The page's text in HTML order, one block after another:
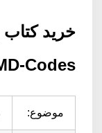
خرید
Codes
موضوع: